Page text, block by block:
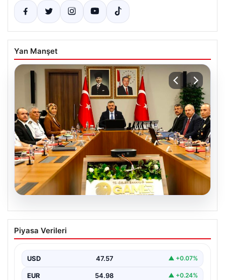
Yan Manşet
Organize Suç ve Kaçakçılıkla Mücadele
Toplantısı Gerçekleştirildi
kaçakçılık ve organize suçlarla mücadele konularını ele
almak…
Piyasa Verileri
USD 47.57 ▲ +0.07%
EUR 54.98 ▲ +0.24%